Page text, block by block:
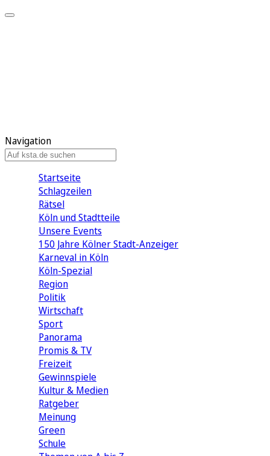
Navigation
Startseite
Schlagzeilen
Rätsel
Köln und Stadtteile
Unsere Events
150 Jahre Kölner Stadt-Anzeiger
Karneval in Köln
Köln-Spezial
Region
Politik
Wirtschaft
Sport
Panorama
Promis & TV
Freizeit
Gewinnspiele
Kultur & Medien
Ratgeber
Meinung
Green
Schule